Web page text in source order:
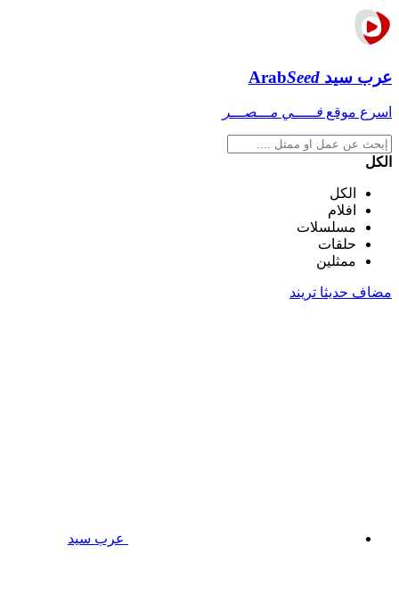
عرب سيد ArabSeed
اسرع موقع فـــــي مـــصـــر
الكل
الكل
افلام
مسلسلات
حلقات
ممثلين
مضاف حديثا تريند
عرب سيد